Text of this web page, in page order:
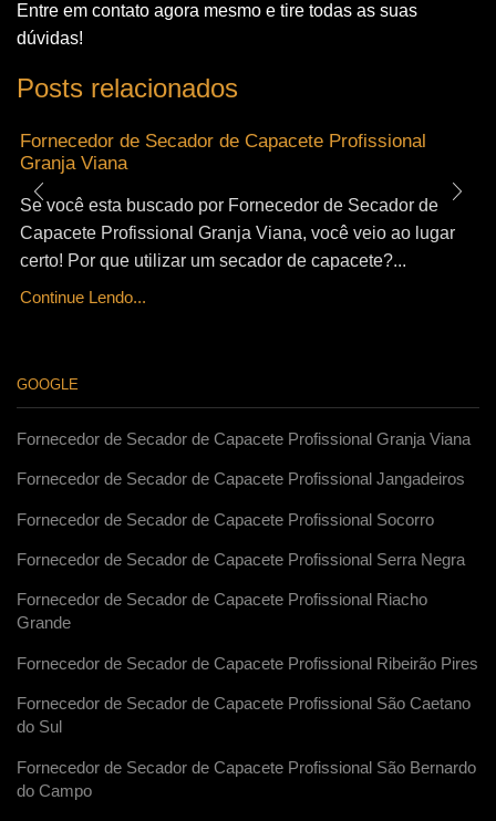
Entre em contato agora mesmo e tire todas as suas
dúvidas!
Posts relacionados
Fornecedor de Secador de Capacete Profissional
Granja Viana
Se você esta buscado por Fornecedor de Secador de
Capacete Profissional Granja Viana, você veio ao lugar
certo! Por que utilizar um secador de capacete?...
Continue Lendo...
GOOGLE
Fornecedor de Secador de Capacete Profissional Granja Viana
Fornecedor de Secador de Capacete Profissional Jangadeiros
Fornecedor de Secador de Capacete Profissional Socorro
Fornecedor de Secador de Capacete Profissional Serra Negra
Fornecedor de Secador de Capacete Profissional Riacho
Grande
Fornecedor de Secador de Capacete Profissional Ribeirão Pires
Fornecedor de Secador de Capacete Profissional São Caetano
do Sul
Fornecedor de Secador de Capacete Profissional São Bernardo
do Campo